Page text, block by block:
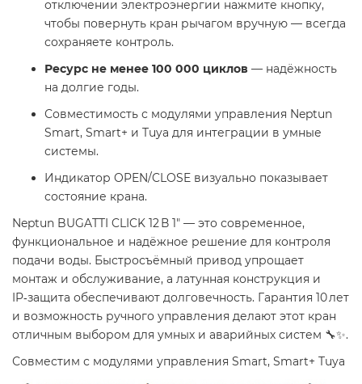
отключении электроэнергии нажмите кнопку,
чтобы повернуть кран рычагом вручную — всегда
сохраняете контроль.
Ресурс не менее 100 000 циклов — надёжность
на долгие годы.
Совместимость с модулями управления Neptun
Smart, Smart+ и Tuya для интеграции в умные
системы.
Индикатор OPEN/CLOSE визуально показывает
состояние крана.
Neptun BUGATTI CLICK 12 В 1″ — это современное,
функциональное и надёжное решение для контроля
подачи воды. Быстросъёмный привод упрощает
монтаж и обслуживание, а латунная конструкция и
IP‑защита обеспечивают долговечность. Гарантия 10 лет
и возможность ручного управления делают этот кран
отличным выбором для умных и аварийных систем 🔧✨.
Совместим с модулями управления Smart, Smart+ Tuya